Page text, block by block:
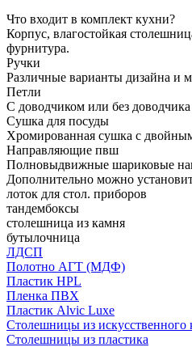
Что входит в комплект кухни?
Корпус, влагостойкая
фурнитура.
Ручки
Различные варианты дизайна и
Петли
С доводчиком или без
Сушка для посуды
Хромированная сушка с
Направляющие пвш
Полновыдвижные шариковые
Дополнительно можно
лоток для стол. приборов
тандембоксы
столешница из камня
бутылочница
ЛДСП
Полотно АГТ (МДФ)
Пластик HPL
Пленка ПВХ
Пластик Alvic Luxe
Столешницы из искусственного
Столешницы из пластика